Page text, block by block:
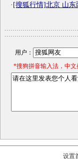
·[搜狐行情]北京 山
用户：
*搜狗拼音输入法，中文
设置